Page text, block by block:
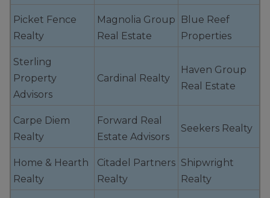
Picket Fence
Realty
Magnolia Group
Real Estate
Blue Reef
Properties
Sterling
Property
Advisors
Cardinal Realty
Haven Group
Real Estate
Carpe Diem
Realty
Forward Real
Estate Advisors
Seekers Realty
Home & Hearth
Realty
Citadel Partners
Realty
Shipwright
Realty